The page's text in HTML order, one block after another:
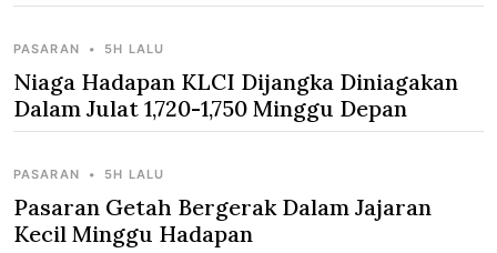
PASARAN • 5H LALU
Niaga Hadapan KLCI Dijangka Diniagakan
Dalam Julat 1,720-1,750 Minggu Depan
PASARAN • 5H LALU
Pasaran Getah Bergerak Dalam Jajaran
Kecil Minggu Hadapan